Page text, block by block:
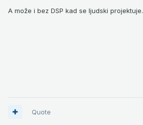
A može i bez DSP kad se ljudski projektuje.
Quote